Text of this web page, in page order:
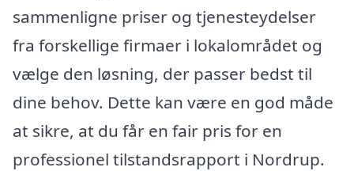
sammenligne priser og tjenesteydelser
fra forskellige firmaer i lokalområdet og
vælge den løsning, der passer bedst til
dine behov. Dette kan være en god måde
at sikre, at du får en fair pris for en
professionel tilstandsrapport i Nordrup.